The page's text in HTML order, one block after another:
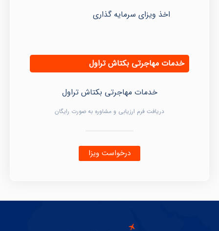
اخذ ویزای سرمایه گذاری
خدمات مهاجرتی بکتاش تراول
خدمات مهاجرتی بکتاش تراول
دریافت فرم ارزیابی و مشاوره به صورت رایگان
درخواست ویزا